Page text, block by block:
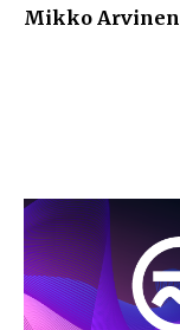
Mikko Arvinen